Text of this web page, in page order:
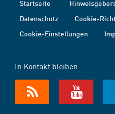
Startseite
Datenschutz
Cookie-
Cookie-Einstellungen
In Kontakt bleiben